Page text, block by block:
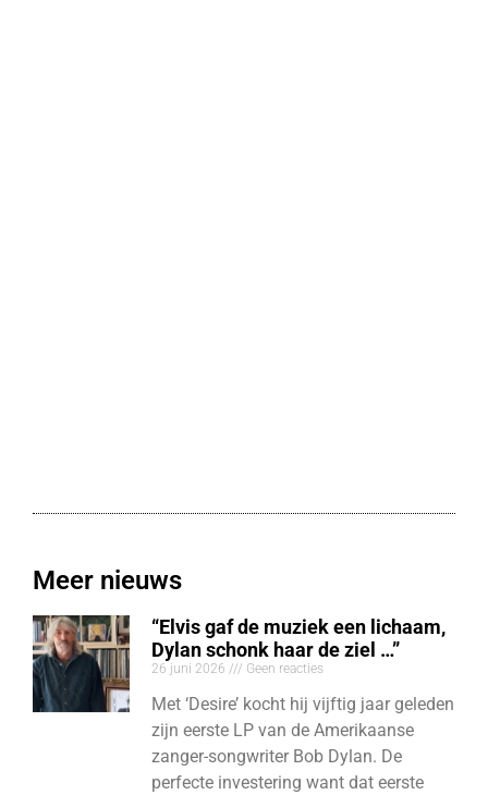
Meer nieuws
“Elvis gaf de muziek een lichaam,
Dylan schonk haar de ziel …”
26 juni 2026 Geen reacties
Met ‘Desire’ kocht hij vijftig jaar geleden
zijn eerste LP van de Amerikaanse
zanger-songwriter Bob Dylan. De
perfecte investering want dat eerste